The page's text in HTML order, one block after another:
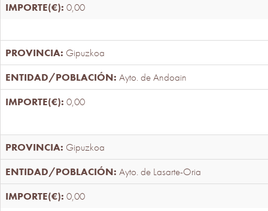
0,00
Gipuzkoa
Ayto. de Andoain
0,00
Gipuzkoa
Ayto. de Lasarte-Oria
0,00